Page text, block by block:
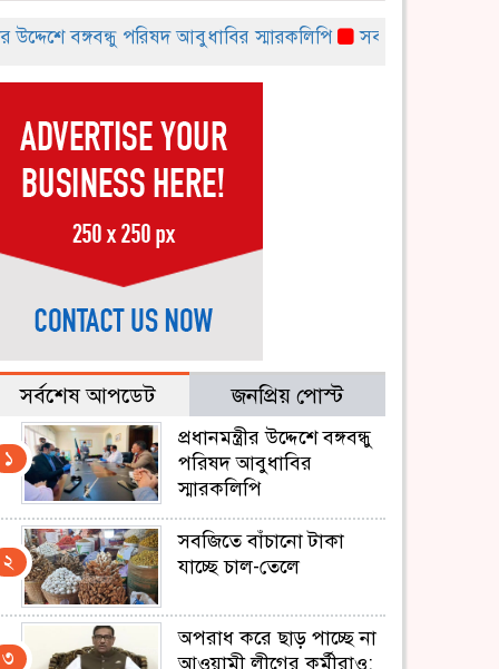
বঙ্গবন্ধু পরিষদ আবুধাবির স্মারকলিপি সবজিতে বাঁচানো টাকা যাচ্ছে
সর্বশেষ আপডেট জনপ্রিয় পোস্ট
১
প্রধানমন্ত্রীর উদ্দেশে বঙ্গবন্ধু
পরিষদ আবুধাবির
স্মারকলিপি
২
সবজিতে বাঁচানো টাকা
যাচ্ছে চাল-তেলে
৩
অপরাধ করে ছাড় পাচ্ছে না
আওয়ামী লীগের কর্মীরাও: